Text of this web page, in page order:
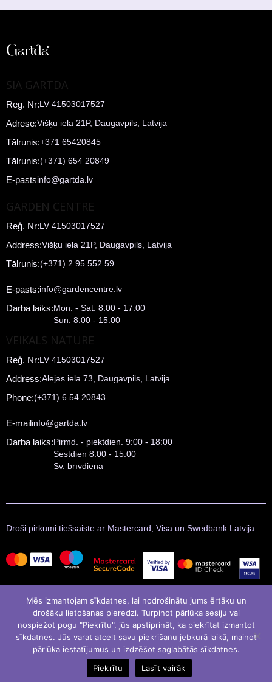
SIA GARTDA
Reg. Nr:LV 41503017527
Adrese:Višķu iela 21P, Daugavpils, Latvija
Tālrunis:+371 65420845
Tālrunis:(+371) 654 20849
E-pastsinfo@gartda.lv
GARDEN CENTRE
Reģ. Nr:LV 41503017527
Address:Višķu iela 21P, Daugavpils, Latvija
Tālrunis:(+371) 2 95 552 59
E-pasts:info@gardencentre.lv
Darba laiks:Mon. - Sat. 8:00 - 17:00
Sun. 8:00 - 15:00
VEIKALS NATURE
Reģ. Nr:LV 41503017527
Address:Alejas iela 73, Daugavpils, Latvija
Phone:(+371) 6 54 20843
E-mailinfo@gartda.lv
Darba laiks:Pirmd. - piektdien. 9:00 - 18:00
Sestdien 8:00 - 15:00
Sv. brīvdiena
Droši pirkumi tiešsaistē ar Mastercard, Visa un Swedbank Latvijā
© Gartda 2021 Izstrādāja
Mēs izmantojam sīkdatnes, lai nodrošinātu jums ērtāku un
drošāku lietošanas pieredzi. Turpinot pārlūka sesiju vai
nospiežot pogu "Piekrītu", jūs apstiprināt, ka piekrītat izmantot
sīkdatnes. Jūs varat atcelt savu piekrišanu jebkurā laikā, mainot
pārlūka iestatījumus un izdzēšot saglabātās sīkdatnes.
Piekrītu
Lasīt vairāk